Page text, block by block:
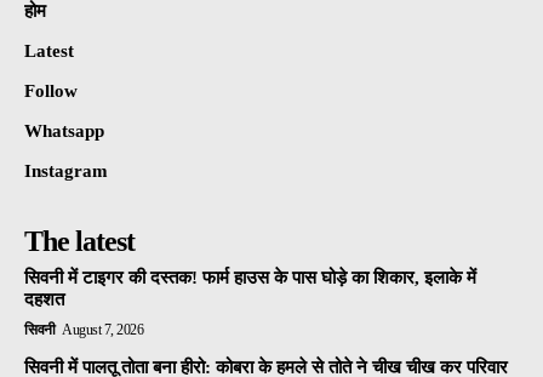
होम
Latest
Follow
Whatsapp
Instagram
The latest
सिवनी में टाइगर की दस्तक! फार्म हाउस के पास घोड़े का शिकार, इलाके में
दहशत
सिवनी August 7, 2026
सिवनी में पालतू तोता बना हीरो: कोबरा के हमले से तोते ने चीख चीख कर परिवार